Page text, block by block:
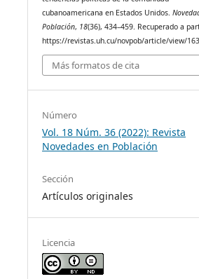
cubanoamericana en Estados Unidos.
Población, 18(36), 434–459. Recuperado a
https://revistas.uh.cu/novpob/article/view/
Más formatos de cita
Número
Vol. 18 Núm. 36 (2022): Revista
Novedades en Población
Sección
Artículos originales
Licencia